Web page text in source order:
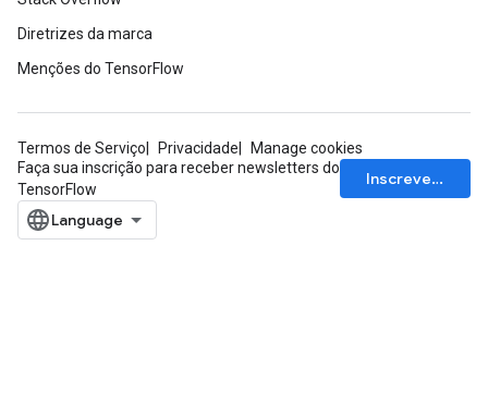
Diretrizes da marca
Menções do TensorFlow
Termos de Serviço Privacidade
Manage cookies
Faça sua inscrição para receber newsletters do
TensorFlow
Inscrever-se